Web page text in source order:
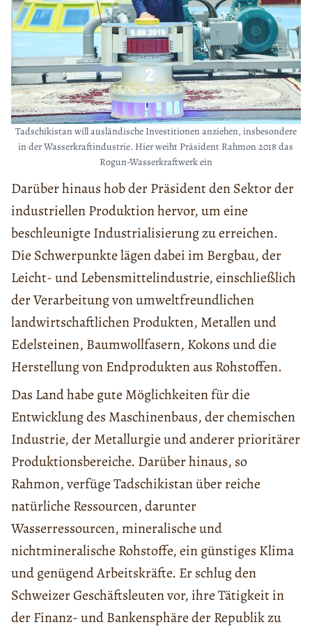
Tadschikistan will ausländische Investitionen anziehen, insbesondere
in der Wasserkraftindustrie. Hier weiht Präsident Rahmon 2018 das
Rogun-Wasserkraftwerk ein
Darüber hinaus hob der Präsident den Sektor der
industriellen Produktion hervor, um eine
beschleunigte Industrialisierung zu erreichen.
Die Schwerpunkte lägen dabei im Bergbau, der
Leicht- und Lebensmittelindustrie, einschließlich
der Verarbeitung von umweltfreundlichen
landwirtschaftlichen Produkten, Metallen und
Edelsteinen, Baumwollfasern, Kokons und die
Herstellung von Endprodukten aus Rohstoffen.
Das Land habe gute Möglichkeiten für die
Entwicklung des Maschinenbaus, der chemischen
Industrie, der Metallurgie und anderer prioritärer
Produktionsbereiche. Darüber hinaus, so
Rahmon, verfüge Tadschikistan über reiche
natürliche Ressourcen, darunter
Wasserressourcen, mineralische und
nichtmineralische Rohstoffe, ein günstiges Klima
und genügend Arbeitskräfte. Er schlug den
Schweizer Geschäftsleuten vor, ihre Tätigkeit in
der Finanz- und Bankensphäre der Republik zu